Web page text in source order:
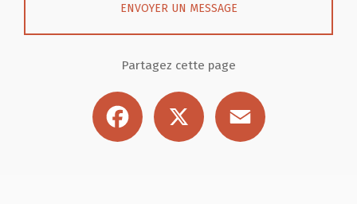
ENVOYER UN MESSAGE
Partagez cette page
Facebook